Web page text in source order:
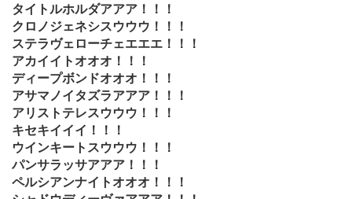
タイトルホルダアアア！！！
クロノジェネシスウウウ！！！
ステラヴェローチェエエエ！！！
アカイイトオオオ！！！
ディープボンドオオオ！！！
アサマノイタズラアアア！！！
アリストテレスウウウ！！！
キセキイイイ！！！
ウインキートスウウウ！！！
パンサラッサアアア！！！
ペルシアンナイトオオオ！！！